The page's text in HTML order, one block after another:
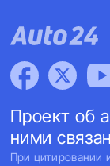
Проект об
ними
При цитировании